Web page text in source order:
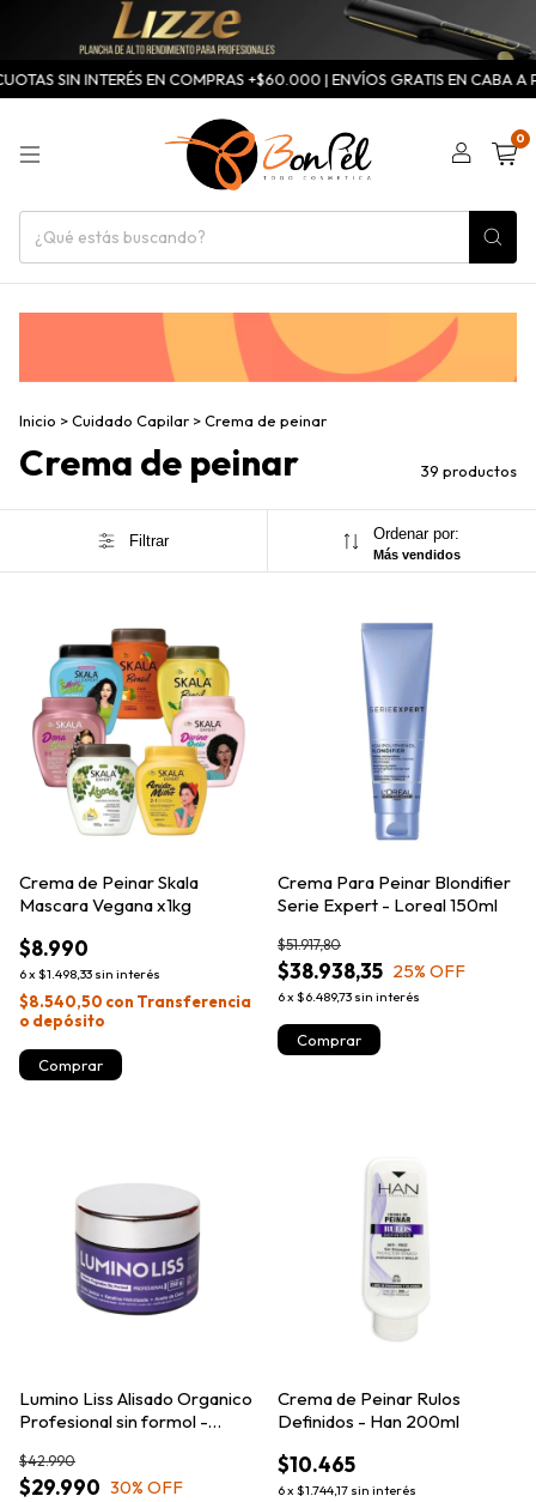
SIN INTERÉS EN COMPRAS +$60.000 | ENVÍOS GRATIS EN CABA A
0
Inicio >Cuidado Capilar >Crema de peinar
Crema de peinar 39 productos
Filtrar Ordenar por:
Más vendidos
Crema de Peinar Skala
Mascara Vegana x1kg
$8.990
6x $1.498,33 sin interés
$8.540,50 con Transferencia
o depósito
Comprar
Crema Para Peinar Blondifier
Serie Expert - Loreal 150ml
$38.938,35
$51.917,80
25% OFF
6x $6.489,73 sin interés
Lumino Liss Alisado Organico
Profesional sin formol -
$29.990
$42.990
30% OFF
Crema de Peinar Rulos
Definidos - Han 200ml
$10.465
6x $1.744,17 sin interés